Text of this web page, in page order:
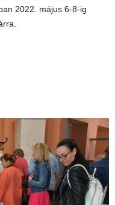
2022. május 6-8-ig